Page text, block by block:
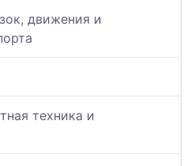
движения и
техника и